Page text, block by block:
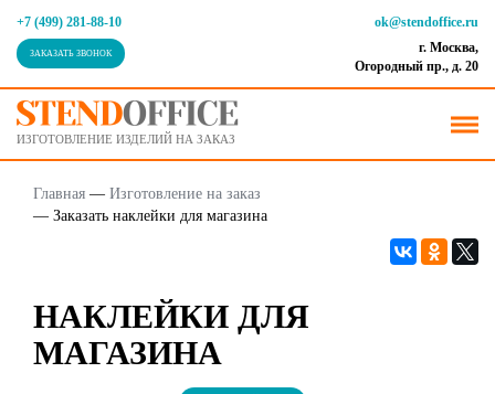
+7 (499) 281-88-10
ЗАКАЗАТЬ ЗВОНОК
ok@stendoffice.ru
г. Москва,
Огородный пр., д. 20
ИЗГОТОВЛЕНИЕ ИЗДЕЛИЙ НА ЗАКАЗ
Главная — Изготовление на заказ
— Заказать наклейки для магазина
НАКЛЕЙКИ ДЛЯ
МАГАЗИНА